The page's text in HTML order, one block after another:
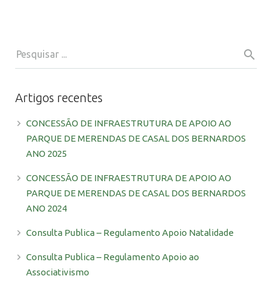
Artigos recentes
CONCESSÃO DE INFRAESTRUTURA DE APOIO AO
PARQUE DE MERENDAS DE CASAL DOS BERNARDOS
ANO 2025
CONCESSÃO DE INFRAESTRUTURA DE APOIO AO
PARQUE DE MERENDAS DE CASAL DOS BERNARDOS
ANO 2024
Consulta Publica – Regulamento Apoio Natalidade
Consulta Publica – Regulamento Apoio ao
Associativismo